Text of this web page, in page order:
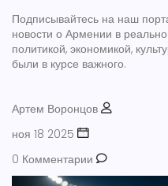
Подписывайтесь на наш
новости о Армении в
политикой, экономикой,
были в курсе важного.
Артем Воронцов
ноя 18 2025
0 Комментарии